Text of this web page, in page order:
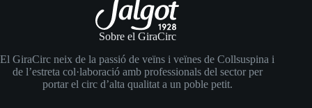
Sobre el GiraCirc
El GiraCirc neix de la passió de veïns i veïnes de Collsuspina i
de l’estreta col·laboració amb professionals del sector per
portar el circ d’alta qualitat a un poble petit.